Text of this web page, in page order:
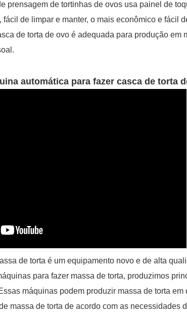
prensagem de tortinhas de ovos usa painel de
fácil de limpar e manter, o mais econômico e fácil
de torta de ovo é adequada para produção em
automática para fazer casca de torta
de torta é um equipamento novo e de alta
para fazer massa de torta, produzimos
máquinas podem produzir massa de torta
massa de torta de acordo com as necessidades